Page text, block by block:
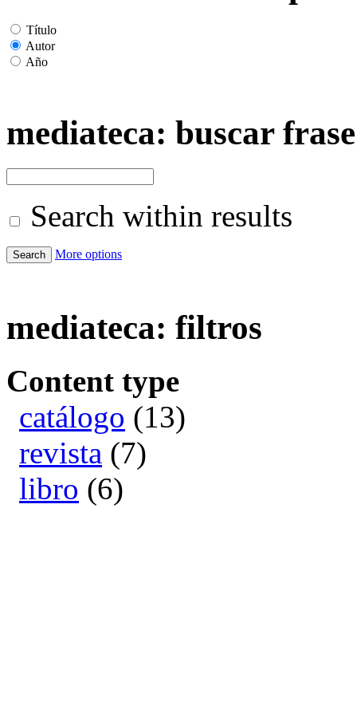
Título
Autor
Año
mediateca: buscar frase
Search within results
More options
mediateca: filtros
Content type
catálogo (13)
revista (7)
libro (6)